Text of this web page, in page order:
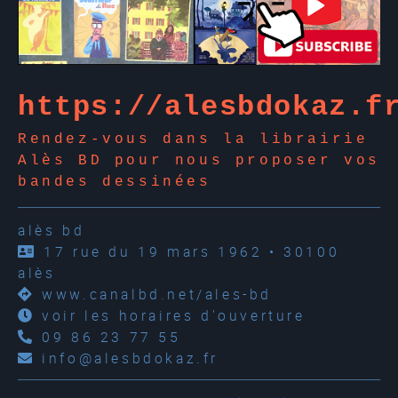
https://
Rendez-vous dans la librairie
Alès BD pour nous proposer vos
bandes dessinées
alès bd
17 rue du 19 mars 1962 • 30100
alès
www.canalbd.net/ales-bd
voir les horaires d'ouverture
09 86 23 77 55
info@alesbdokaz.fr